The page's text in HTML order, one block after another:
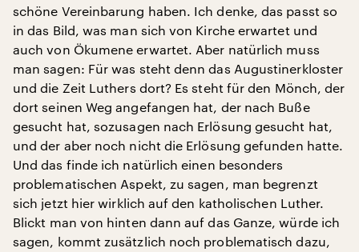
schöne Vereinbarung haben. Ich denke, das passt so
in das Bild, was man sich von Kirche erwartet und
auch von Ökumene erwartet. Aber natürlich muss
man sagen: Für was steht denn das Augustinerkloster
und die Zeit Luthers dort? Es steht für den Mönch, der
dort seinen Weg angefangen hat, der nach Buße
gesucht hat, sozusagen nach Erlösung gesucht hat,
und der aber noch nicht die Erlösung gefunden hatte.
Und das finde ich natürlich einen besonders
problematischen Aspekt, zu sagen, man begrenzt
sich jetzt hier wirklich auf den katholischen Luther.
Blickt man von hinten dann auf das Ganze, würde ich
sagen, kommt zusätzlich noch problematisch dazu,